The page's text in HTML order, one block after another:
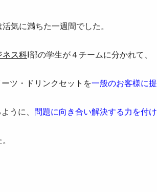
気に満ちた一週間でした。
ネス科 Ⅰ部の学生が４チームに分かれて、
ツ・ドリンクセットを一般のお客様に
うに、 問題に向き合い解決する力を付け